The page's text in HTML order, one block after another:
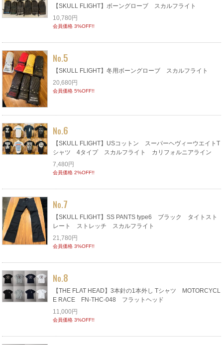
【SKULL FLIGHT】ボーングローブ スカルフライト
10,780円
会員価格 3%OFF!!
No.5
【SKULL FLIGHT】冬用ボーングローブ スカルフライト
20,680円
会員価格 5%OFF!!
No.6
【SKULL FLIGHT】USコットン スーパーヘヴィーウエイトT
シャツ 4タイプ スカルフライト カリフォルニアライン
7,480円
会員価格 2%OFF!!
No.7
【SKULL FLIGHT】SS PANTS type6 ブラック タイトスト
レート ストレッチ スカルフライト
21,780円
会員価格 3%OFF!!
No.8
【THE FLAT HEAD】3本針の1本外し Tシャツ MOTORCYCL
E RACE FN-THC-048 フラットヘッド
11,000円
会員価格 3%OFF!!